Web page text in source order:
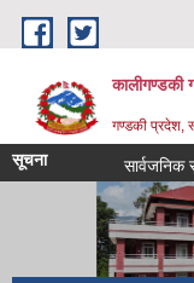
Skip to main content
कालीगण्डकी
गण्डकी प्रदेश,
सूचना सार्वजनिक